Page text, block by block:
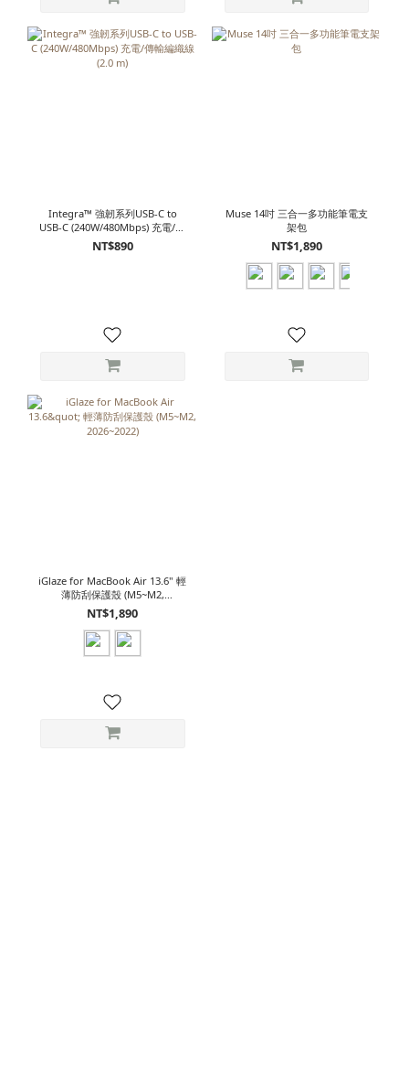
Integra™ 強韌系列USB-C to
USB-C (240W/480Mbps) 充電/傳
輸編織線 (2.0 m)
NT$890
Muse 14吋 三合一多功能筆電支
架包
NT$1,890
iGlaze for MacBook Air 13.6" 輕
薄防刮保護殼 (M5~M2,
2026~2022)
NT$1,890